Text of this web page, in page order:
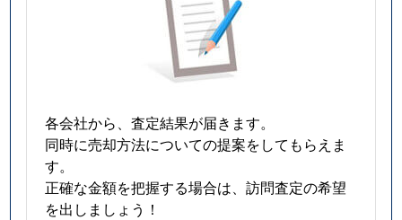
各会社から、査定結果が届きます。
同時に売却方法についての提案をしてもらえま
す。
正確な金額を把握する場合は、訪問査定の希望
を出しましょう！